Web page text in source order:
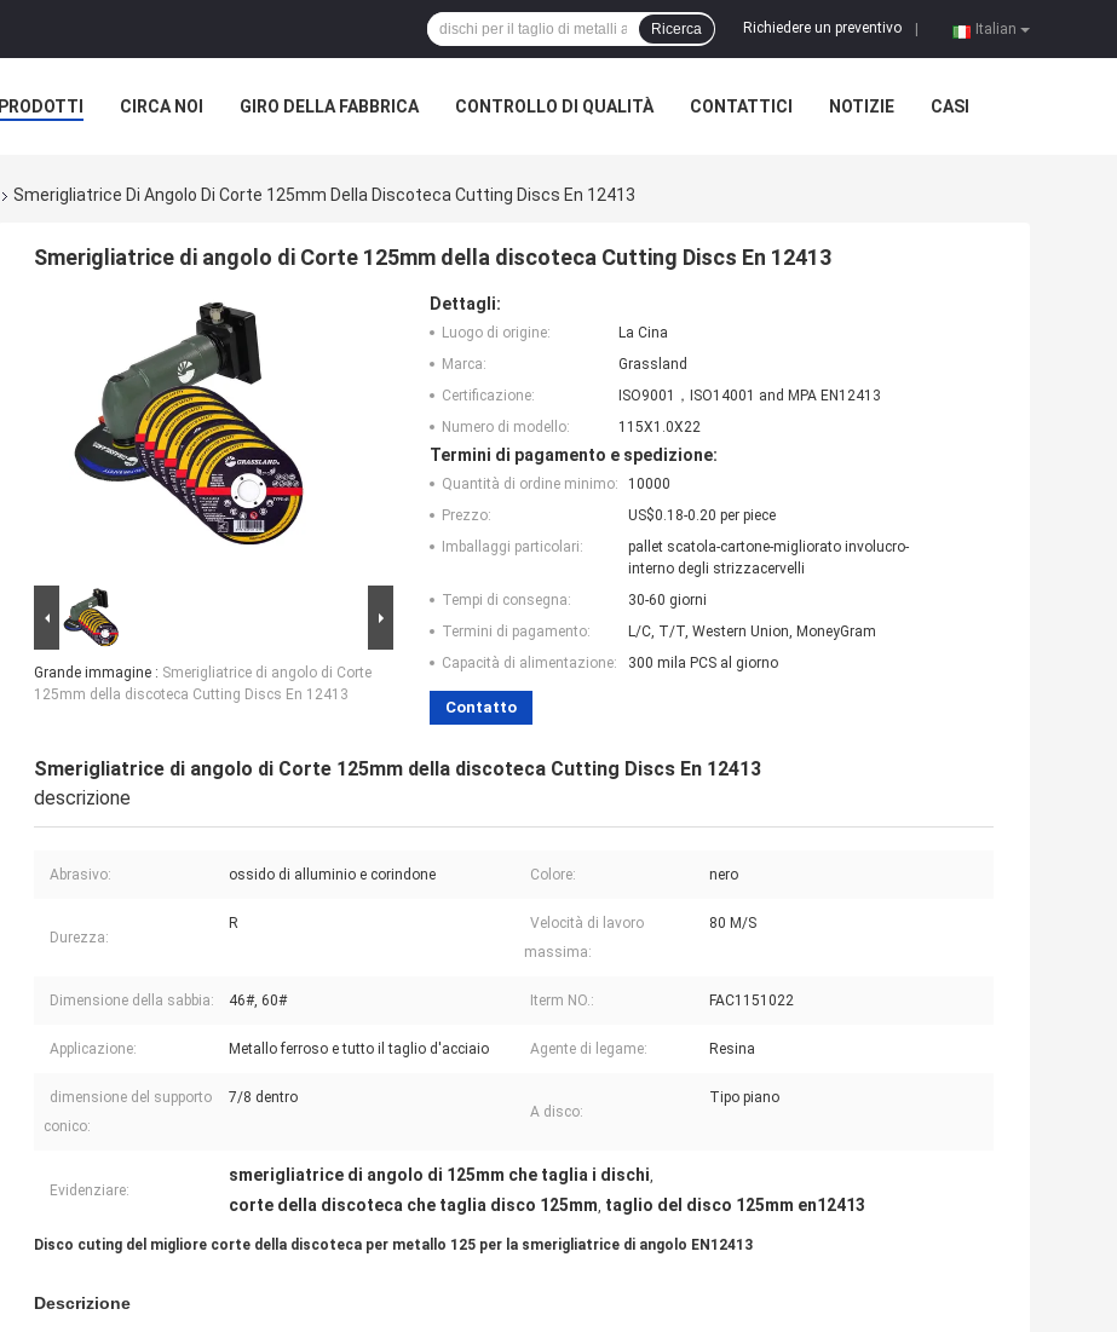
Italian
Richiedere un preventivo
Ricerca
PRODOTTI CIRCA NOI GIRO DELLA FABBRICA CONTROLLO DI QUALITÀ CONTATTICI NOTIZIE CASI
Smerigliatrice Di Angolo Di Corte 125mm Della Discoteca Cutting Discs En 12413
Smerigliatrice di angolo di Corte 125mm della discoteca Cutting Discs En 12413
Grande immagine : Smerigliatrice di angolo di Corte
125mm della discoteca Cutting Discs En 12413
Dettagli:
Luogo di origine:
La Cina
Marca:
Grassland
Certificazione:
ISO9001，ISO14001 and MPA EN12413
Numero di modello:
115X1.0X22
Termini di pagamento e spedizione:
Quantità di ordine minimo:
10000
Prezzo:
US$0.18-0.20 per piece
Imballaggi particolari:
pallet scatola-cartone-migliorato involucro-
interno degli strizzacervelli
Tempi di consegna:
30-60 giorni
Termini di pagamento:
L/C, T/T, Western Union, MoneyGram
Capacità di alimentazione:
300 mila PCS al giorno
Contatto
Smerigliatrice di angolo di Corte 125mm della discoteca Cutting Discs En 12413
descrizione
Abrasivo: ossido di alluminio e corindone Colore: nero
Durezza:
R
Velocità di lavoro
massima:
80 M/S
Dimensione della sabbia: 46#, 60# Iterm NO.: FAC1151022
Applicazione: Metallo ferroso e tutto il taglio d'acciaio Agente di legame: Resina
dimensione del supporto
conico:
7/8 dentro
A disco:
Tipo piano
Evidenziare:
smerigliatrice di angolo di 125mm che taglia i dischi,
corte della discoteca che taglia disco 125mm, taglio del disco 125mm en12413
Disco cuting del migliore corte della discoteca per metallo 125 per la smerigliatrice di angolo EN12413
Descrizione